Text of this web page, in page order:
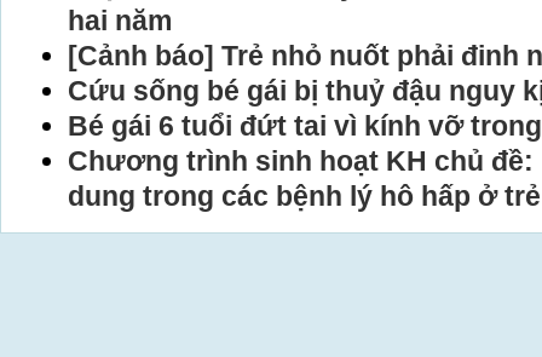
hai năm
[Cảnh báo] Trẻ nhỏ nuốt phải đinh
Cứu sống bé gái bị thuỷ đậu nguy
Bé gái 6 tuổi đứt tai vì kính vỡ
Chương trình sinh hoạt KH chủ đề:
dung trong các bệnh lý hô hấp ở